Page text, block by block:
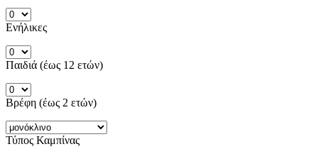
Ενήλικες
Παιδιά (έως 12 ετών)
Βρέφη (έως 2 ετών)
Τύπος Καμπίνας